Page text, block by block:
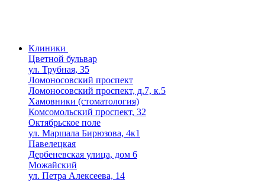
Клиники
Цветной бульвар
ул. Трубная, 35
Ломоносовский проспект
Ломоносовский проспект, д.7, к.5
Хамовники (стоматология)
Комсомольский проспект, 32
Октябрьское поле
ул. Маршала Бирюзова, 4к1
Павелецкая
Дербеневская улица, дом 6
Можайский
ул. Петра Алексеева, 14